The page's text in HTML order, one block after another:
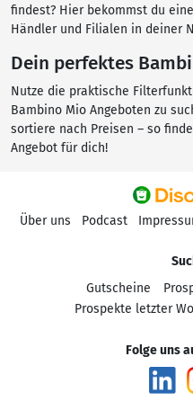
findest? Hier bekommst du
Händler und Filialen in deiner
Dein perfektes
Nutze die praktische
Bambino Mio Angeboten zu
sortiere nach Preisen – so
Angebot für dich!
Über uns Podcast
Gutscheine
Prospekte letzter
Folge uns